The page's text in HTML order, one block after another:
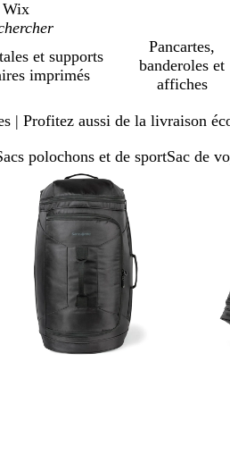
Wix
et supports
imprimés
Pancartes,
banderoles et
affiches
| Profitez aussi de la livraison
polochons et de sportSac de
Image
zoomable
Zoomé
à
minimum
Cliquez
pour
agrandir
Utilisez
les
touches
« plus »
et
« moins »
pour
zoomer,
et
les